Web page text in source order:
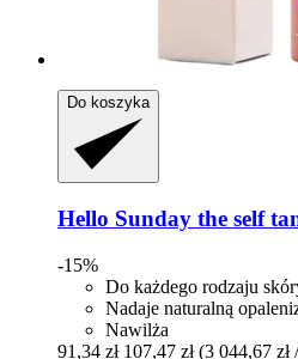
Do koszyka
Hello Sunday the self
-15%
Do każdego rodzaju
Nadaje naturalną
Nawilża
91,34 zł 107,47 zł (3 044,67 zł